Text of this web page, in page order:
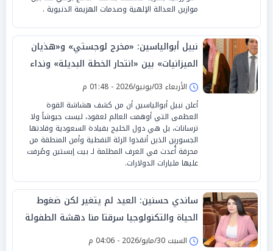
موازين العدالة الإلهية وصدمات الهزيمة الدنيوية .
نبيل أبوالياسين: «مخرج لوجستي» و«هذيان
الميزانيات» بين «انتحار الخطة البديلة» ونداء
السيادة لـ«الرياض»
الأربعاء 03/يونيو/2026 - 01:48 م
أعلن نبيل أبوالياسين أن من كشف هشاشة القوة
العظمى التي أوهمت العالم لعقود، ليست جيوشاً ولا
ترسانات، بل هي دول الخليج بقيادة السعودية وقادتها
الجسورين الذين أنقذوا الرئة النفطية وأمن المنطقة من
محرقة أُعدت في الغرف المظلمة لـ بيت إبستين وصُرفت
عليها مليارات الدولارات.
ساندي حسنين: العيد لم يتغير لكن ضغوط
الحياة والتكنولوجيا سرقتا منا دهشة الطفولة
السبت 30/مايو/2026 - 04:06 م